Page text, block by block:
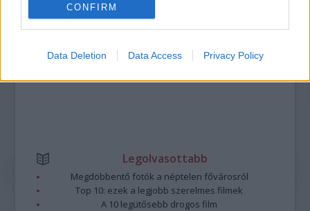
CONFIRM
Data Deletion Data Access Privacy Policy
minősülnek, értük a
szolgáltatás technikai
nem vállal, azokat nem ellenőrzi. Kifogás esetén forduljon a blog szerkesztőjéhez.
Legolvasottabb
Megdöbbentő fotók a néptelen fővárosról
Top 10: ezek a legjobb szerelmes filmek
A 10 legütősebb drogos film